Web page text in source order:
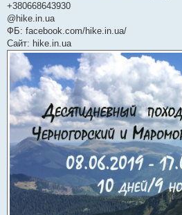
+380668643930
@hike.in.ua
ФБ: facebook.com/hike.in.ua/
Сайт: hike.in.ua